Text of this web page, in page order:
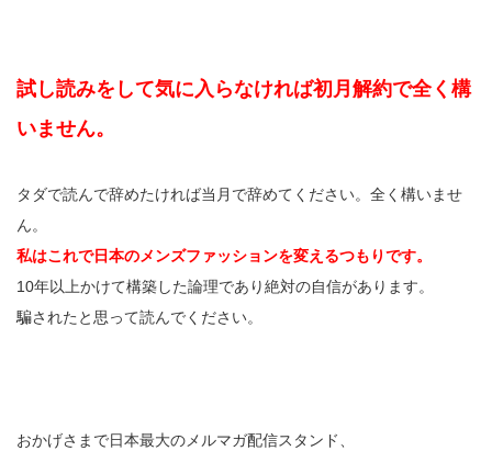
試し読みをして気に入らなければ初月解約で全く構
いません。
タダで読んで辞めたければ当月で辞めてください。全く構いませ
ん。
私はこれで日本のメンズファッションを変えるつもりです。
10年以上かけて構築した論理であり絶対の自信があります。
騙されたと思って読んでください。
おかげさまで日本最大のメルマガ配信スタンド、